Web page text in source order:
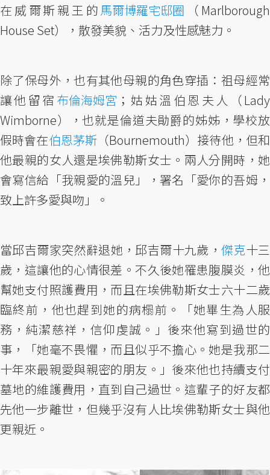
在威爾斯親王的馬爾博羅宅邸圈 （Marlborough
House Set），散發美貌、活力及性感魅力。
除了保母外，也有其他母親的角色穿插：祖母經常
讓他留宿 布倫海姆宮 ；姑姑溫伯恩夫人（Lady
Wimborne），也就是倫道夫勛爵的姊姊，學校放
假時會在伯恩茅斯（Bournemouth）接待他，但和
他最親的女人還是埃佛勒斯女士。兩人分開時，她
會寫信給「我親愛的溫兒」，署名「愛你的吾姆，
致上許多愛與吻」。
當邱吉爾家突然辭退她，邱吉爾十九歲，傑克十三
歲，這讓他的心情很差。不久後她罹患腹膜炎，他
幫她支付照護費用，而且在埃佛勒斯女士六十二歲
臨終前，他也趕到她的病榻前。「她畢生為人服
務，純潔慈祥，信仰虔誠。」後來他寫到過世的
事，「她毫不畏懼，而且似乎不擔心。她是我那二
十年來最親愛與親密的朋友。」後來他也持續支付
墓地的維護費用，直到自己過世。這輩子的好友都
先他一步離世，但幾乎沒有人比埃佛勒斯女士與他
更親近。